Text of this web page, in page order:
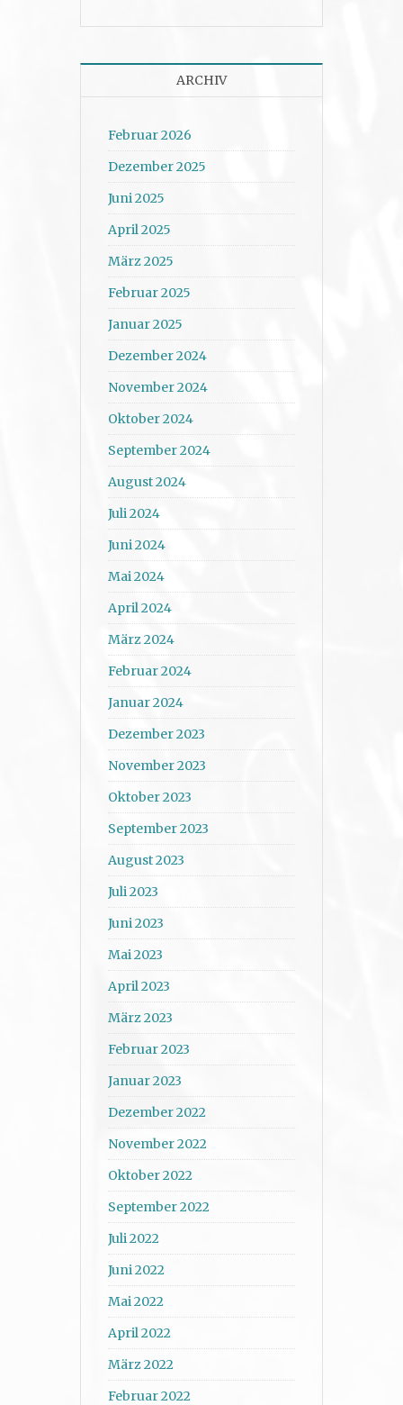
ARCHIV
Februar 2026
Dezember 2025
Juni 2025
April 2025
März 2025
Februar 2025
Januar 2025
Dezember 2024
November 2024
Oktober 2024
September 2024
August 2024
Juli 2024
Juni 2024
Mai 2024
April 2024
März 2024
Februar 2024
Januar 2024
Dezember 2023
November 2023
Oktober 2023
September 2023
August 2023
Juli 2023
Juni 2023
Mai 2023
April 2023
März 2023
Februar 2023
Januar 2023
Dezember 2022
November 2022
Oktober 2022
September 2022
Juli 2022
Juni 2022
Mai 2022
April 2022
März 2022
Februar 2022